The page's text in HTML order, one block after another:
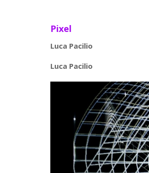
Pixel
Luca Pacilio
Luca Pacilio